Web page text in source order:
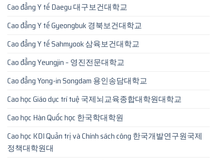
Cao đẳng Y tế Daegu 대구보건대학교
Cao đẳng Y tế Gyeongbuk 경북보건대학교
Cao đẳng Y tế Sahmyook 삼육보건대학교
Cao đẳng Yeungjin – 영진전문대학교
Cao đẳng Yong-in Songdam 용인송담대학교
Cao học Giáo dục trí tuệ 국제뇌교육종합대학원대학교
Cao học Hàn Quốc học 한국학대학원
Cao học KDI Quản trị và Chính sách công 한국개발연구원국제
정책대학원대